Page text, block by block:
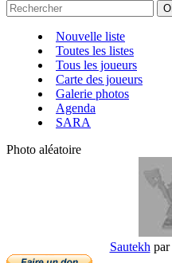
Nouvelle liste
Toutes les listes
Tous les joueurs
Carte des joueurs
Galerie photos
Agenda
SARA
Photo aléatoire
Sautekh par